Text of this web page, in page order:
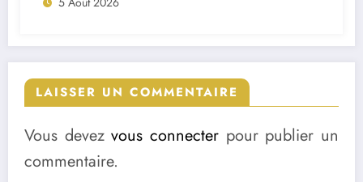
LAISSER UN COMMENTAIRE
Vous devezvous connecter pour publier un
commentaire.